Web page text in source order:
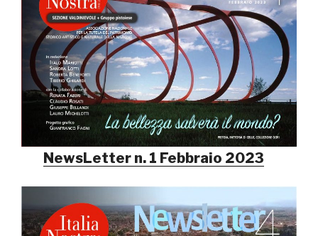
NewsLetter n. 1 Febbraio 2023